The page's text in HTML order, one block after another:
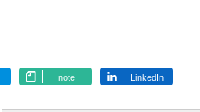
note LinkedIn